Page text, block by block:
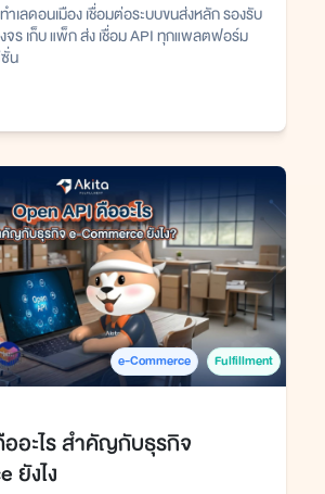
เลดอนเมือง เชื่อมต่อระบบขนส่งหลัก รองรับ
จร เก็บ แพ็ก ส่ง เชื่อม API ทุกแพลตฟอร์ม
น
e-Commerce Fulfillment
อะไร สำคัญกับธุรกิจ
ยังไง